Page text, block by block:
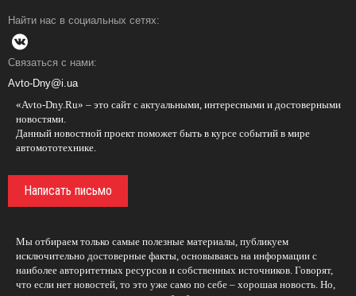
Найти нас в социальных сетях:
Связаться с нами:
Avto-Dny@i.ua
«Avto-Dny.Ru» – это сайт с актуальными, интересными и достоверными
новостями.
Данный новостной проект поможет быть в курсе событий в мире
автомототехнике.
Написать письмо
Мы отбираем только самые полезные материалы, публикуем
исключительно достоверные факты, основываясь на информации с
наиболее авторитетных ресурсов и собственных источников. Говорят,
что если нет новостей, то это уже само по себе – хорошая новость. Но,